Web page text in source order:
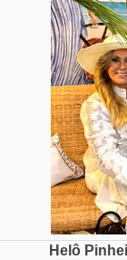
Helô